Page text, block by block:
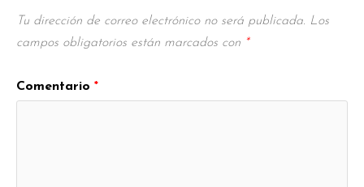
Tu dirección de correo electrónico no será publicada. Los
campos obligatorios están marcados con *
Comentario *